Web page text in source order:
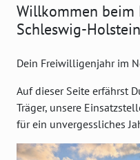
Willkommen beim
Schleswig-
Dein Freiwilligenjahr im
Auf dieser Seite erfährst
Träger, unsere
für ein unvergessliches